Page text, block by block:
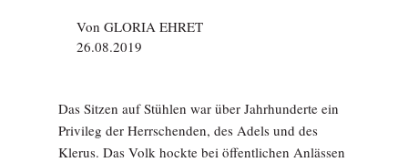
Von GLORIA EHRET
26.08.2019
Das Sitzen auf Stühlen war über Jahrhunderte ein
Privileg der Herrschenden, des Adels und des
Klerus. Das Volk hockte bei öffentlichen Anlässen